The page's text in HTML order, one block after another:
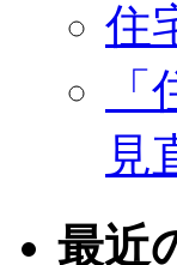
住
見
最近